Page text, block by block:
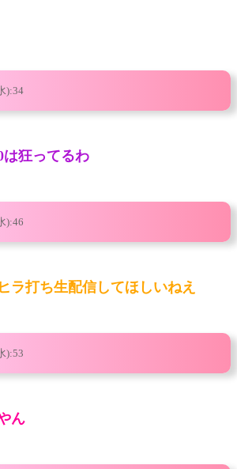
):34
は狂ってるわ
):46
ラ打ち生配信してほしいねえ
):53
ん